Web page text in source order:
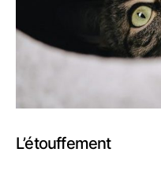
L’étouffement